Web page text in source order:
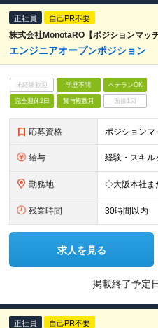
正社員 自己PR不要
株式会社MonotaRO【ポジションマッチ
エンジニアオープンポジション
未経験歓迎 学歴不問 ベテランOK
完全週休2日 賞与複数月 面接1回
応募資格
給与
勤務地
残業時間 30時間以内
求人を見る
掲載終了予定
正社員 自己PR不要